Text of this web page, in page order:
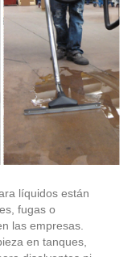
líquidos están
fugas o
las empresas.
en tanques,